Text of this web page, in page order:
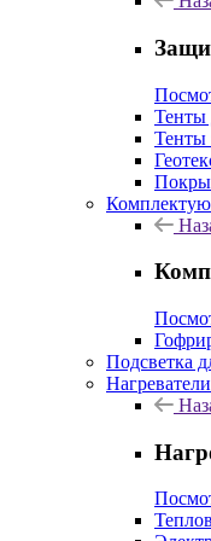
Тенты
Тенты
Подсветка
Нагреватели